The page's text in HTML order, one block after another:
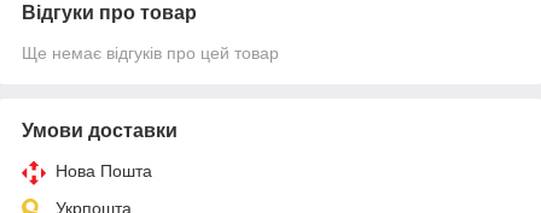
Відгуки про товар
Ще немає відгуків про цей товар
Умови доставки
Нова Пошта
Укрпошта